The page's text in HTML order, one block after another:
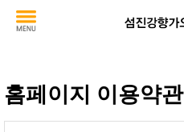
홈페이지 이용약관